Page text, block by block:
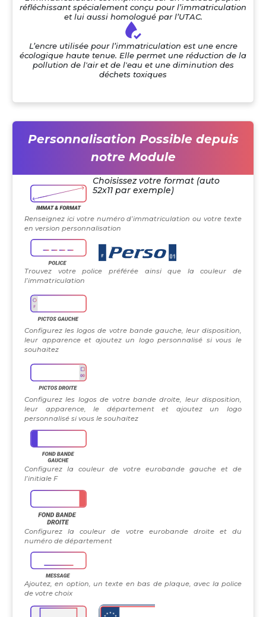
réfléchissant spécialement conçu pour l’immatriculation
et lui aussi homologué par l’UTAC.
L’encre utilisée pour l’immatriculation est une encre
écologique haute tenue. Elle permet une réduction de la
pollution de l'air et de l'eau et une diminution des
déchets toxiques
Personnalisation Possible depuis
notre Module
Choisissez votre format (auto
52x11 par exemple)
Renseignez ici votre numéro d’immatriculation ou votre texte
en version personnalisation
Trouvez votre police préférée ainsi que la couleur de
l’immatriculation
Configurez les logos de votre bande gauche, leur disposition,
leur apparence et ajoutez un logo personnalisé si vous le
souhaitez
Configurez les logos de votre bande droite, leur disposition,
leur apparence, le département et ajoutez un logo
personnalisé si vous le souhaitez
Configurez la couleur de votre eurobande gauche et de
l’initiale F
Configurez la couleur de votre eurobande droite et du
numéro de département
Ajoutez, en option, un texte en bas de plaque, avec la police
de votre choix